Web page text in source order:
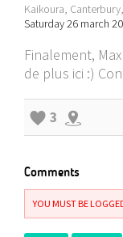
Kaikoura,
Saturday 26 march
Finalement,
de plus ici :)
3
Comments
YOU MUST BE